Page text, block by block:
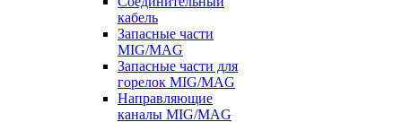
кабель
Запасные части
MIG/MAG
Запасные части для
горелок MIG/MAG
Направляющие
каналы MIG/MAG